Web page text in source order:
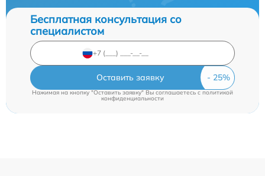
Бесплатная консультация со
специалистом
Оставить заявку
Нажимая на кнопку "Оставить заявку" Вы соглашаетесь cполитикой
конфиденциальности